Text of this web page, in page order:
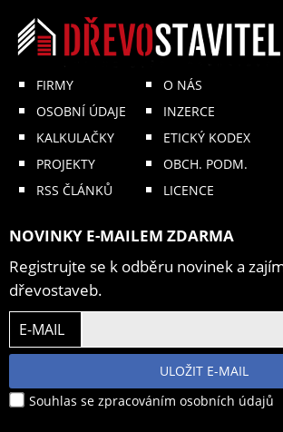
FIRMY
OSOBNÍ ÚDAJE
KALKULAČKY
PROJEKTY
RSS ČLÁNKŮ
O NÁS
INZERCE
ETICKÝ KODEX
OBCH. PODM.
LICENCE
NOVINKY E-MAILEM ZDARMA
Registrujte se k odběru novinek a
dřevostaveb.
E-MAIL
ULOŽIT E-MAIL
Souhlas se zpracováním osobních údajů